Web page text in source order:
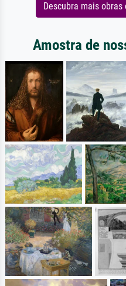
Descubra mais
Amostra de